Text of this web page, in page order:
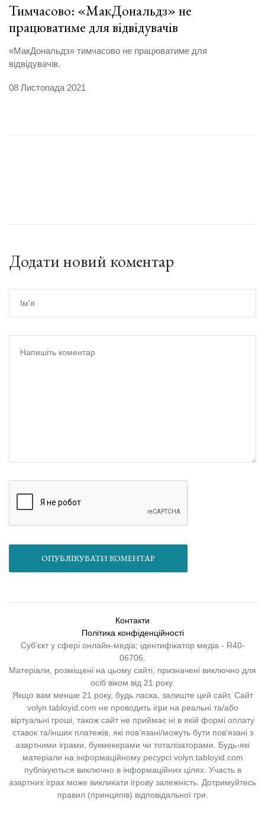
Тимчасово: «МакДональдз» не
працюватиме для відвідувачів
«МакДональдз» тимчасово не працюватиме для
відвідувачів.
08 Листопада 2021
Додати новий коментар
ОПУБЛІКУВАТИ КОМЕНТАР
Контакти
Політика конфіденційності
Суб'єкт у сфері онлайн-медіа; ідентифікатор медіа - R40-
06706.
Матеріали, розміщені на цьому сайті, призначені виключно для
осіб віком від 21 року.
Якщо вам менше 21 року, будь ласка, залиште цей сайт. Сайт
volyn.tabloyid.com не проводить ігри на реальні та/або
віртуальні гроші, також сайт не приймає ні в якій формі оплату
ставок та/інших платежів, які пов’язані/можуть бути пов’язані з
азартними іграми, букмекерами чи тоталізаторами. Будь-які
матеріали на інформаційному ресурсі volyn.tabloyid.com
публікуються виключно в інформаційних цілях. Участь в
азартних іграх може викликати ігрову залежність. Дотримуйтесь
правил (принципів) відповідальної гри.